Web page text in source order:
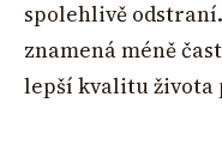
spolehlivě
znamená méně
lepší kvalitu života